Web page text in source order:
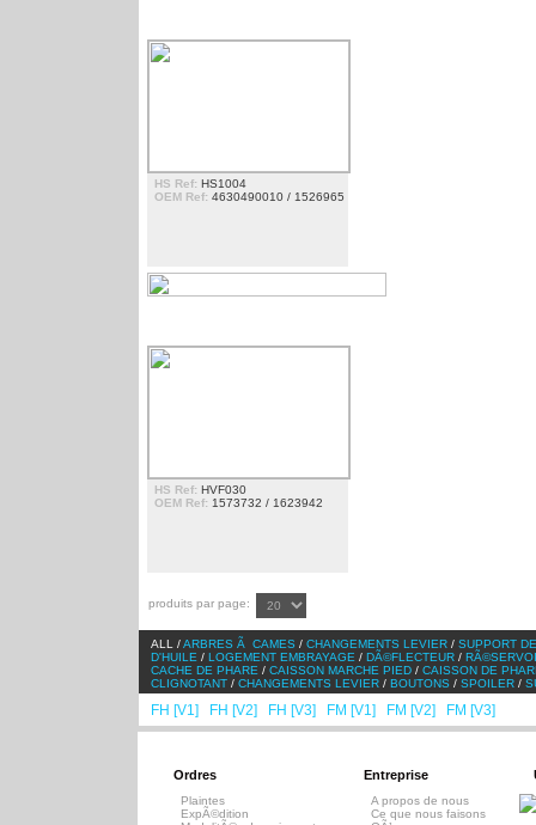
HS Ref: HS1004
OEM Ref: 4630490010 / 1526965
HS Ref: HVF030
OEM Ref: 1573732 / 1623942
produits par page:
ALL /ARBRES Ã CAMES / CHANGEMENTS LEVIER / SUPPORT
D'HUILE / LOGEMENT EMBRAYAGE / DÃ©FLECTEUR /
CACHE DE PHARE / CAISSON MARCHE PIED / CAISSON DE
CLIGNOTANT / CHANGEMENTS LEVIER / BOUTONS / SPOILER /
FH [V1] FH [V2] FH [V3] FM [V1] FM [V2] FM [V3]
Ordres
Plaintes
ExpÃ©dition
Entreprise
A propos de nous
Ce que nous faisons